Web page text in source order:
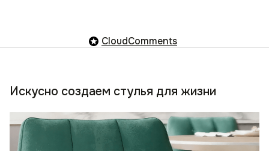
CloudComments
Искусно создаем стулья для жизни